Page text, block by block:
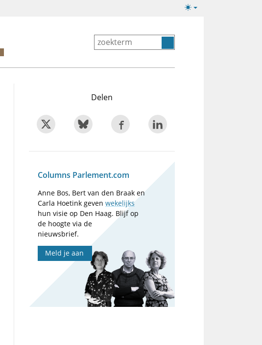
Lichte/donkere
Delen
Columns Parlement.com
Anne Bos, Bert van den Braak en
Carla Hoetink gevenwekelijks
hun visie op Den Haag. Blijf op
de hoogte via de
nieuwsbrief.
Meld je aan